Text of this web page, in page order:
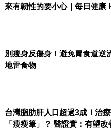
來有韌性的要小心｜每日健康
別瘦身反傷身！避免胃食道逆
地雷食物
台灣脂肪肝人口超過3成！治
「瘦瘦筆」？ 醫證實：有望